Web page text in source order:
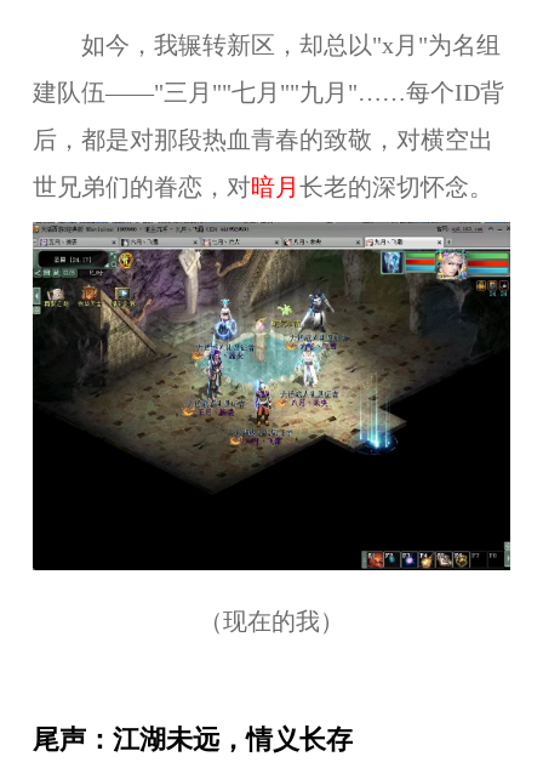
如今，我辗转新区，却总以"x月"为名组
建队伍——"三月""七月""九月"……每个ID背
后，都是对那段热血青春的致敬，对横空出
世兄弟们的眷恋，对暗月 长老的深切怀念。
（现在的我）
尾声：江湖未远，情义长存